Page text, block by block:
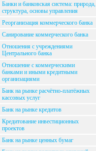
Банки и банковская система: природа,
структура, основы управления
Реорганизация коммерческого банка
Санирование коммерческого банка
Отношения с учреждениями
Центрального банка
Отношение с коммерческими
банками и иными кредитными
организациями
Банк на рынке расчётно-платёжных
кассовых услуг
Банк на рынке кредитов
Кредитование инвестиционных
проектов
Банк на рынке ценных бумаг